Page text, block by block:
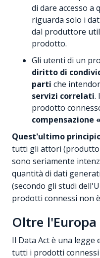
di dare accesso a
riguarda solo i
dal produttore
prodotto.
Gli utenti di un
diritto di
parti che
servizi correlati.
prodotto
compensazione
Quest'ultimo
tutti gli attori
sono seriamente
quantità di dati
(secondo gli studi
prodotti connessi non
Oltre l'Europa
Il Data Act è una legge
tutti i prodotti